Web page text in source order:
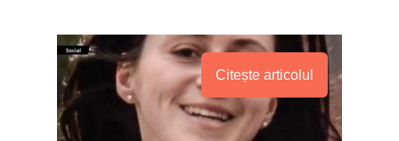
Citește articolul